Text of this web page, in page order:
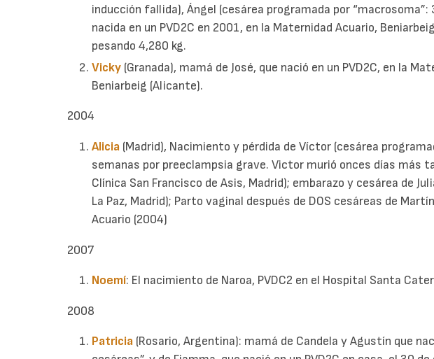
inducción fallida), Ángel (cesárea programada por “macrosoma”:
nacida en un PVD2C en 2001, en la Maternidad Acuario,
pesando 4,280 kg.
Vicky (Granada), mamá de José, que nació en un PVD2C, en la
Beniarbeig (Alicante).
2004
Alicia (Madrid), Nacimiento y pérdida de Víctor (cesárea
semanas por preeclampsia grave. Victor murió onces días más
Clínica San Francisco de Asis, Madrid); embarazo y cesárea de
La Paz, Madrid); Parto vaginal después de DOS cesáreas de
Acuario (2004)
2007
Noemí: El nacimiento de Naroa, PVDC2 en el Hospital Santa
2008
Patricia (Rosario, Argentina): mamá de Candela y Agustín que